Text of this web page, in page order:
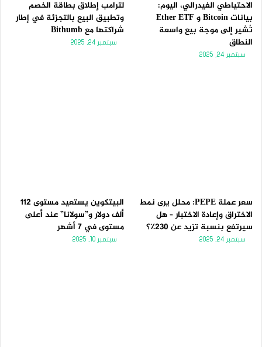
الاحتياطي الفيدرالي، اليوم:
بيانات Bitcoin و Ether ETF
تُشير إلى موجة بيع واسعة
النطاق
سبتمبر 24, 2025
لترامب إطلاق بطاقة الخصم
وتطبيق البيع بالتجزئة في إطار
شراكتها مع Bithumb
سبتمبر 24, 2025
سعر عملة PEPE: محلل يرى نمط
الاختراق وإعادة الاختبار – هل
سيرتفع بنسبة تزيد عن 230٪؟
سبتمبر 24, 2025
البيتكوين يستعيد مستوى 112
ألف دولار و”سولانا” عند أعلى
مستوى في 7 أشهر
سبتمبر 10, 2025